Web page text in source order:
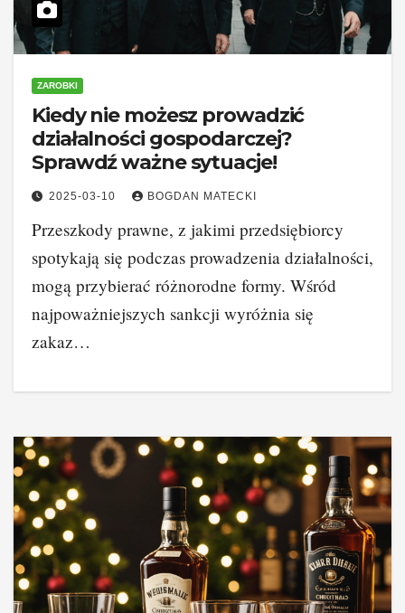
ZAROBKI
Kiedy nie możesz prowadzić
działalności gospodarczej?
Sprawdź ważne sytuacje!
2025-03-10 BOGDAN MATECKI
Przeszkody prawne, z jakimi przedsiębiorcy
spotykają się podczas prowadzenia działalności,
mogą przybierać różnorodne formy. Wśród
najpoważniejszych sankcji wyróżnia się
zakaz…